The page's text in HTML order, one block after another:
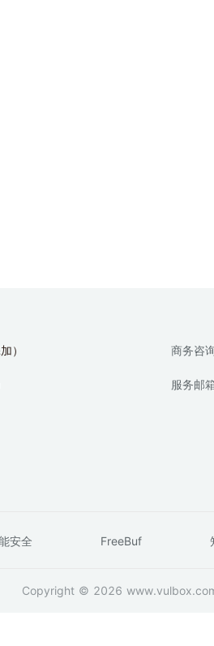
） 商务咨
服务邮
安全 FreeBuf
Copyright © 2026